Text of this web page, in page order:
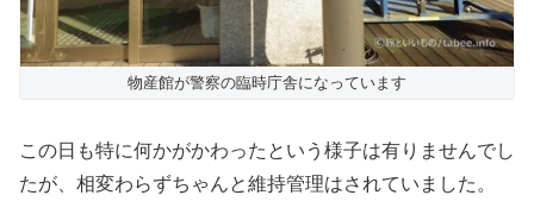
物産館が警察の臨時庁舎になっています
この日も特に何かがかわったという様子は有りませんでし
たが、相変わらずちゃんと維持管理はされていました。